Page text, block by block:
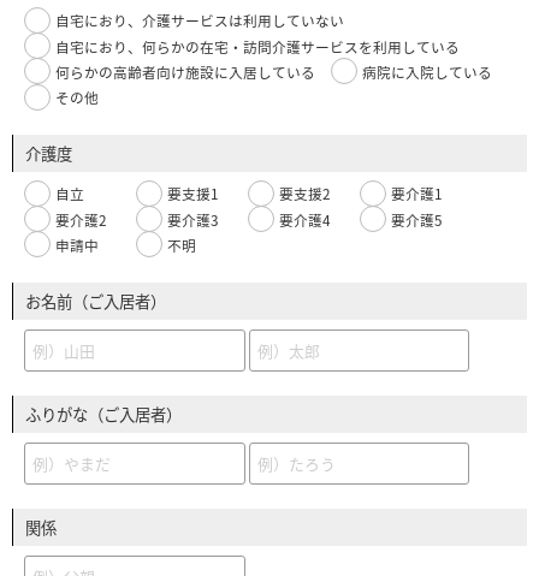
自宅におり、介護サービスは利用していない
自宅におり、何らかの在宅・訪問介護サービスを利用している
何らかの高齢者向け施設に入居している
病院に入院している
その他
介護度
自立 要支援1 要支援2
要介護1
要介護2
要介護3 要介護4
要介護5
申請中
不明
お名前（ご入居者）
ふりがな（ご入居者）
関係